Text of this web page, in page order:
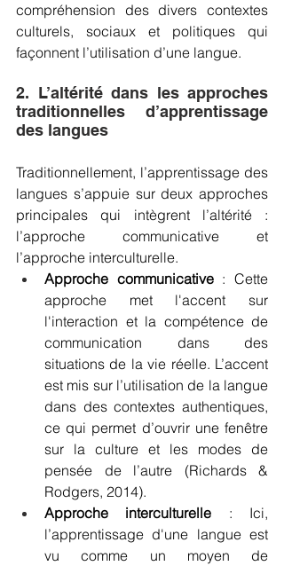
compréhension des divers contextes
culturels, sociaux et politiques qui
façonnent l’utilisation d’une langue.
2. L’altérité dans les approches
traditionnelles d’apprentissage
des langues
Traditionnellement, l’apprentissage des
langues s’appuie sur deux approches
principales qui intègrent l’altérité :
l’approche communicative et
l’approche interculturelle.
Approche communicative : Cette
approche met l'accent sur
l'interaction et la compétence de
communication dans des
situations de la vie réelle. L’accent
est mis sur l’utilisation de la langue
dans des contextes authentiques,
ce qui permet d’ouvrir une fenêtre
sur la culture et les modes de
pensée de l’autre (Richards &
Rodgers, 2014).
Approche interculturelle : Ici,
l’apprentissage d'une langue est
vu comme un moyen de